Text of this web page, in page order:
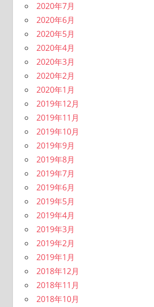
2020年7月
2020年6月
2020年5月
2020年4月
2020年3月
2020年2月
2020年1月
2019年12月
2019年11月
2019年10月
2019年9月
2019年8月
2019年7月
2019年6月
2019年5月
2019年4月
2019年3月
2019年2月
2019年1月
2018年12月
2018年11月
2018年10月